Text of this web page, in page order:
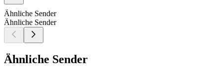
Ähnliche Sender
Ähnliche Sender
Ähnliche Sender